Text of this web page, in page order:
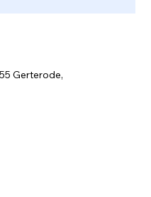
Gerterode,